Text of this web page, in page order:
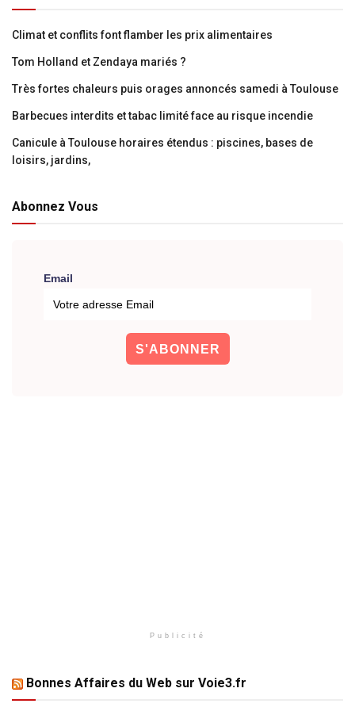
Climat et conflits font flamber les prix alimentaires
Tom Holland et Zendaya mariés ?
Très fortes chaleurs puis orages annoncés samedi à Toulouse
Barbecues interdits et tabac limité face au risque incendie
Canicule à Toulouse horaires étendus : piscines, bases de
loisirs, jardins,
Abonnez Vous
Email
Publicité
Bonnes Affaires du Web sur Voie3.fr